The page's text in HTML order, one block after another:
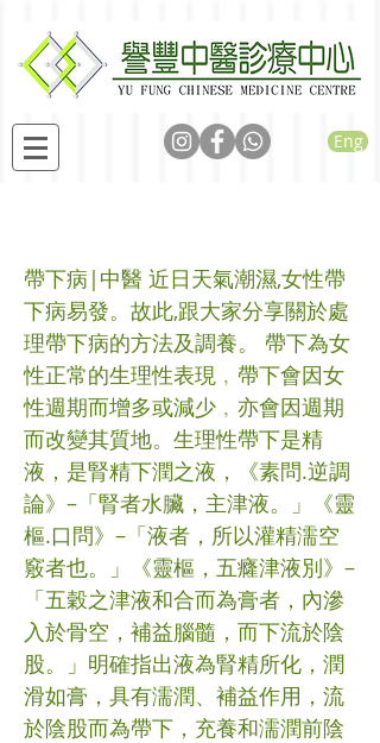
Eng
帶下病|中醫 近日天氣潮濕,女性帶
下病易發。故此,跟大家分享關於處
理帶下病的方法及調養。 帶下為女
性正常的生理性表現﹐帶下會因女
性週期而增多或減少﹐亦會因週期
而改變其質地。生理性帶下是精
液，是腎精下潤之液，《素問.逆調
論》–「腎者水臟，主津液。」《靈
樞.口問》–「液者，所以灌精濡空
竅者也。」《靈樞，五癃津液別》–
「五穀之津液和合而為膏者，內滲
入於骨空，補益腦髓，而下流於陰
股。」明確指出液為腎精所化，潤
滑如膏，具有濡潤、補益作用，流
於陰股而為帶下，充養和濡潤前陰